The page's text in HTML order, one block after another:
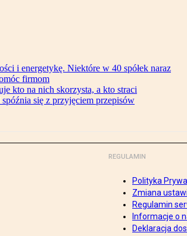
i energetykę. Niektóre w 40 spółek naraz
firmom
kto na nich skorzysta, a kto straci
się z przyjęciem przepisów
REGULAMIN
Polityka
Zmiana
Regulamin
Informacje o
Deklaracja